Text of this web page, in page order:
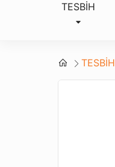
TESBİH
TESBİH